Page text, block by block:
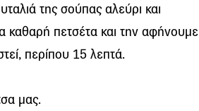
της σούπας αλεύρι και
καθαρή πετσέτα και την αφήνουμε
περίπου 15 λεπτά.
μας.